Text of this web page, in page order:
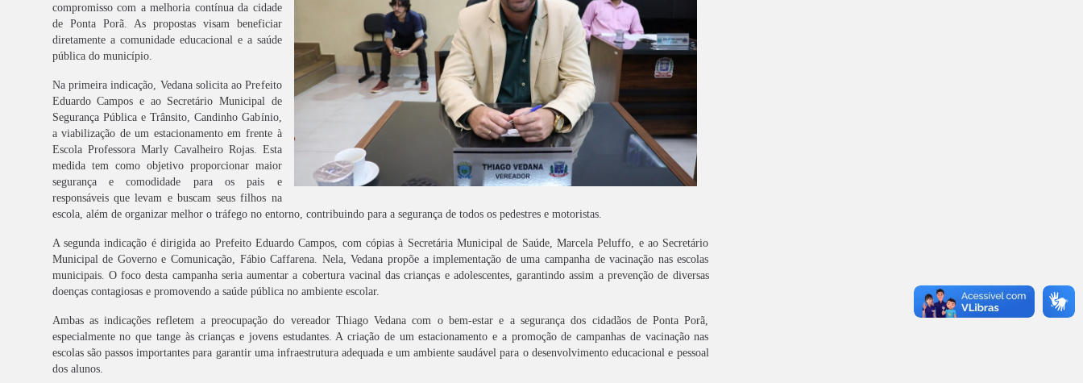
compromisso com a melhoria contínua da cidade
de Ponta Porã. As propostas visam beneficiar
diretamente a comunidade educacional e a saúde
pública do município.
Na primeira indicação, Vedana solicita ao Prefeito
Eduardo Campos e ao Secretário Municipal de
Segurança Pública e Trânsito, Candinho Gabínio,
a viabilização de um estacionamento em frente à
Escola Professora Marly Cavalheiro Rojas. Esta
medida tem como objetivo proporcionar maior
segurança e comodidade para os pais e
responsáveis que levam e buscam seus filhos na
escola, além de organizar melhor o tráfego no entorno, contribuindo para a segurança de todos os pedestres e motoristas.
A segunda indicação é dirigida ao Prefeito Eduardo Campos, com cópias à Secretária Municipal de Saúde, Marcela Peluffo, e ao Secretário
Municipal de Governo e Comunicação, Fábio Caffarena. Nela, Vedana propõe a implementação de uma campanha de vacinação nas escolas
municipais. O foco desta campanha seria aumentar a cobertura vacinal das crianças e adolescentes, garantindo assim a prevenção de diversas
doenças contagiosas e promovendo a saúde pública no ambiente escolar.
Ambas as indicações refletem a preocupação do vereador Thiago Vedana com o bem-estar e a segurança dos cidadãos de Ponta Porã,
especialmente no que tange às crianças e jovens estudantes. A criação de um estacionamento e a promoção de campanhas de vacinação nas
escolas são passos importantes para garantir uma infraestrutura adequada e um ambiente saudável para o desenvolvimento educacional e pessoal
dos alunos.